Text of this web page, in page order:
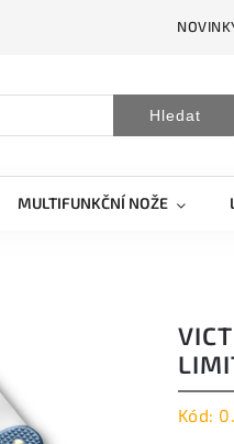
Hledat
MULTIFUNKČNÍ NOŽE
Kód: